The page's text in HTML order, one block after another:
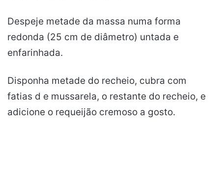
Despeje metade da massa numa forma
redonda (25 cm de diâmetro) untada e
enfarinhada.
Disponha metade do recheio, cubra com
fatias d e mussarela, o restante do recheio, e
adicione o requeijão cremoso a gosto.